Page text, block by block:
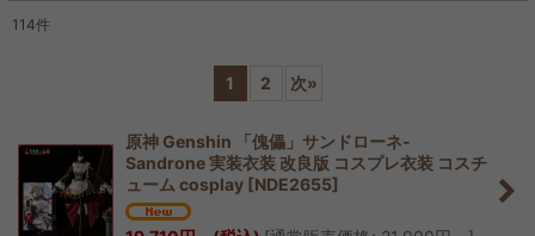
サブカテゴリ
並び順:
114件
1 2 次»
原神 Genshin 「傀儡」サンドローネ-
Sandrone 実装衣装 改良版 コスプレ衣装 コスチ
ューム cosplay [NDE2655]